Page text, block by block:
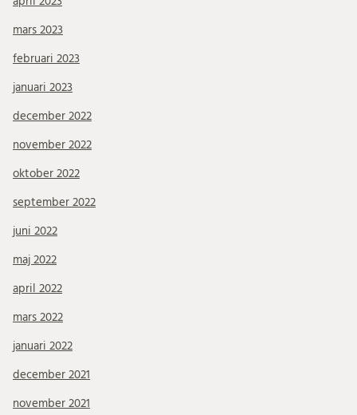
mars 2023
februari 2023
januari 2023
december 2022
november 2022
oktober 2022
september 2022
juni 2022
maj 2022
april 2022
mars 2022
januari 2022
december 2021
november 2021